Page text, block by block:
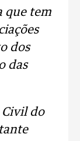
que tem
dos
das
Civil do